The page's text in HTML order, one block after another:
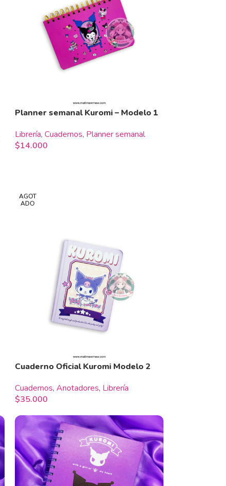
Planner semanal Kuromi – Modelo 1
Librería, Cuadernos, Planner semanal
$14.000
AGOT
ADO
Cuaderno Oficial Kuromi Modelo 2
Cuadernos, Anotadores, Librería
$35.000